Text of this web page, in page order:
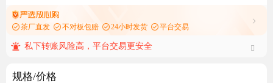
茶厂直发 不对板包赔 24小时发货 平台交易
私下转账风险高，平台交易更安全
规格/价格